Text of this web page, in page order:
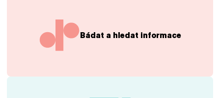
Bádat a hledat informace